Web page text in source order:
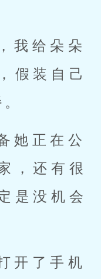
假装自己
。
，还有很
是没机会